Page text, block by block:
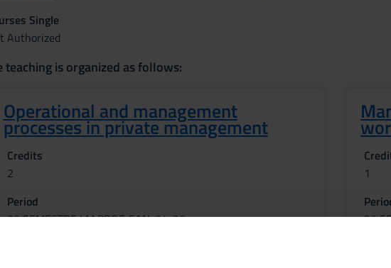
Single
Authorized
teaching is organized as follows:
Operational and management
processes in private management
Credits
2
Period
2° SEMESTRE LM PROF. SAN. 24-25
1
2°